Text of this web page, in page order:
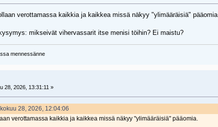
verottamassa kaikkia ja kaikkea missä näkyy "ylimääräisiä" pääomia.
mikseivät vihervassarit itse menisi töihin? Ei maistu?
mennessänne
28, 2026, 13:31:11 »
28, 2026, 12:04:06
verottamassa kaikkia ja kaikkea missä näkyy "ylimääräisiä" pääomia.